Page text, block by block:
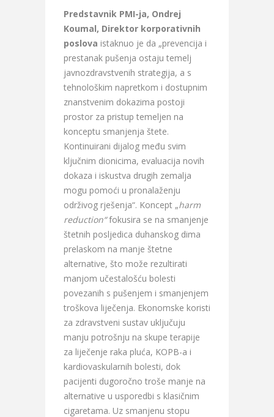
Predstavnik PMI-ja, Ondrej
Koumal, Direktor korporativnih
poslova istaknuo je da „prevencija i
prestanak pušenja ostaju temelj
javnozdravstvenih strategija, a s
tehnološkim napretkom i dostupnim
znanstvenim dokazima postoji
prostor za pristup temeljen na
konceptu smanjenja štete.
Kontinuirani dijalog među svim
ključnim dionicima, evaluacija novih
dokaza i iskustva drugih zemalja
mogu pomoći u pronalaženju
održivog rješenja“. Koncept „harm
reduction“fokusira se na smanjenje
štetnih posljedica duhanskog dima
prelaskom na manje štetne
alternative, što može rezultirati
manjom učestalošću bolesti
povezanih s pušenjem i smanjenjem
troškova liječenja. Ekonomske koristi
za zdravstveni sustav uključuju
manju potrošnju na skupe terapije
za liječenje raka pluća, KOPB-a i
kardiovaskularnih bolesti, dok
pacijenti dugoročno troše manje na
alternative u usporedbi s klasičnim
cigaretama. Uz smanjenu stopu